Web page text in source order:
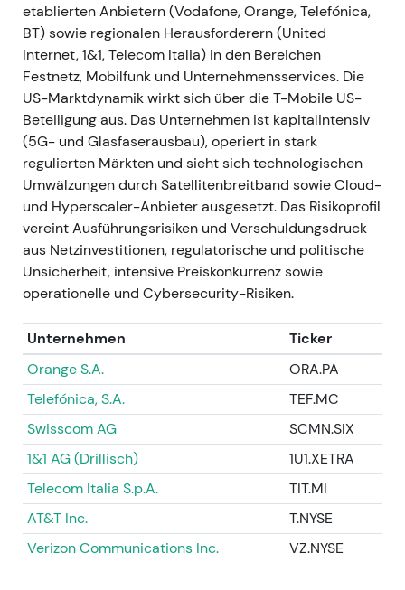
### 2022 Jul 13 -Ereignis:Vereinbarung zum
Verkauf von 51 % an GD Towers (deutsches und
österreichisches Turmportfolio) an DigitalBridge
und Brookfield (Unternehmenswert rund 17,5 Mrd.
EUR; geschätzter Mittelzufluss rund 10,9 Mrd. EUR)
bei gleichzeitiger langfristiger Standortnutzung
durch DT [4]. -Narrativ:Großangelegte
Wertrealisierung und Bilanztransformation —
Monetarisierung der Infrastruktur bei Beibehaltung
des Netzbetriebs; Investoren werteten dies als
bedeutenden Liquiditäts- und
Kapitalallokationserfolg. -Technisch: Ausbruch /
Kurstreiber (erhebliche positive Neubewertung auf
Basis der Wertrealisierungsthese)[4].
### 2023 Feb 1 – Apr 5 -
Abschluss der
GD-Towers-Transaktion am 1. Februar 2023; im
Zuge von Kapitalmaßnahmen und Aktienrückkäufen
überschritt DTs effektiver Anteil an T‑Mobile US die
50-Prozent-Schwelle — am 5. April 2023 wurde
eine Beteiligung von rund 50,2 % ausgewiesen,
womit die Mehrheitskontrolle und eine vollständige
Konsolidierung gesichert wurden
Narrativ:
strategische Ziel aus dem Jahr 2021 war erreicht —
das Investorennarrativ wechselte von „Hoffnung auf
US-Upside" zu „Mehrheitseigentümer des US-
etablierten Anbietern (Vodafone, Orange, Telefónica,
BT) sowie regionalen Herausforderern (United
Internet, 1&1, Telecom Italia) in den Bereichen
Festnetz, Mobilfunk und Unternehmensservices. Die
US-Marktdynamik wirkt sich über die T-Mobile US-
Beteiligung aus. Das Unternehmen ist kapitalintensiv
(5G- und Glasfaserausbau), operiert in stark
regulierten Märkten und sieht sich technologischen
Umwälzungen durch Satellitenbreitband sowie Cloud-
und Hyperscaler-Anbieter ausgesetzt. Das Risikoprofil
vereint Ausführungsrisiken und Verschuldungsdruck
aus Netzinvestitionen, regulatorische und politische
Unsicherheit, intensive Preiskonkurrenz sowie
operationelle und Cybersecurity-Risiken.
Unternehmen
Ticker
Orange S.A.
ORA.PA
Telefónica, S.A.
TEF.MC
Swisscom AG
SCMN.SIX
1&1 AG (Drillisch)
1U1.XETRA
Telecom Italia S.p.A.
TIT.MI
AT&T Inc.
T.NYSE
Verizon Communications Inc.
VZ.NYSE